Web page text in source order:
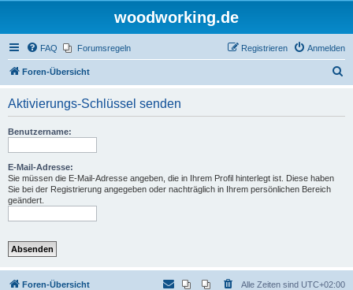
woodworking.de
FAQ Forumsregeln Anmelden
Registrieren
Foren-Übersicht
Aktivierungs-Schlüssel senden
Benutzername:
E-Mail-Adresse:
Sie müssen die E-Mail-Adresse angeben, die in Ihrem Profil hinterlegt ist. Diese haben
Sie bei der Registrierung angegeben oder nachträglich in Ihrem persönlichen Bereich
geändert.
Foren-Übersicht Alle Zeiten sind UTC+02:00